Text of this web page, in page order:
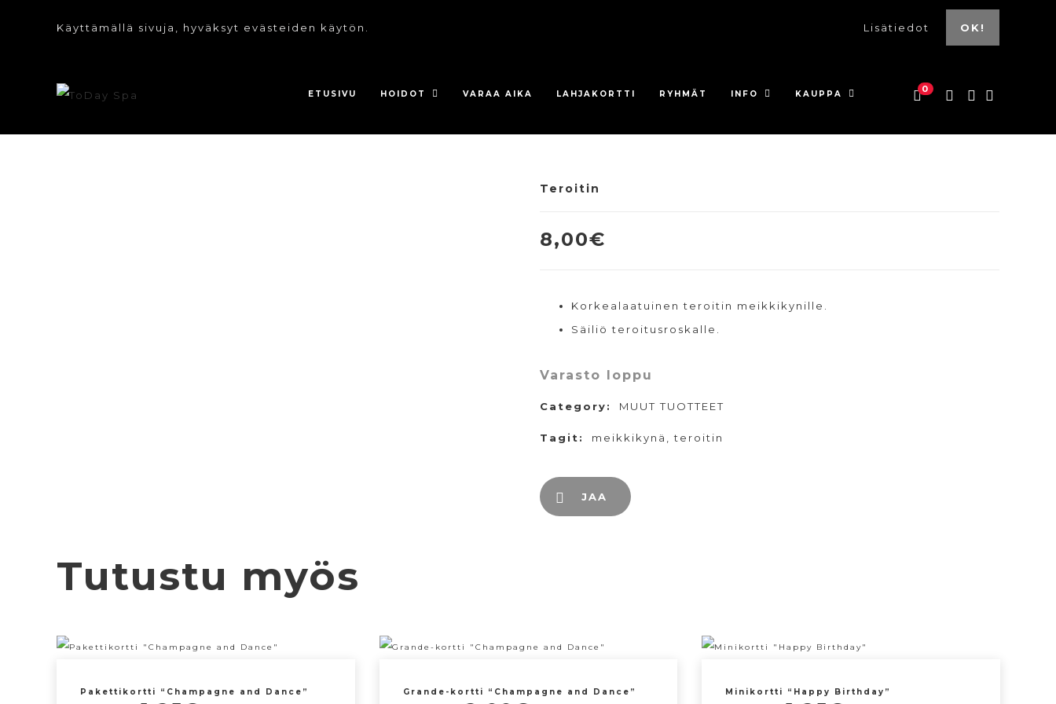
Käyttämällä sivuja, hyväksyt evästeiden käytön. Lisätiedot OK!
ETUSIVU HOIDOT VARAA AIKA LAHJAKORTTI RYHMÄT INFO KAUPPA 0
Teroitin
8,00€
Korkealaatuinen teroitin meikkikynille.
Säiliö teroitusroskalle.
Varasto loppu
Category: MUUT TUOTTEET
Tagit: meikkikynä ,teroitin
JAA
Tutustu myös
Pakettikortti “Champagne and Dance” Grande-kortti “Champagne and Dance” Minikortti “Happy Birthday”